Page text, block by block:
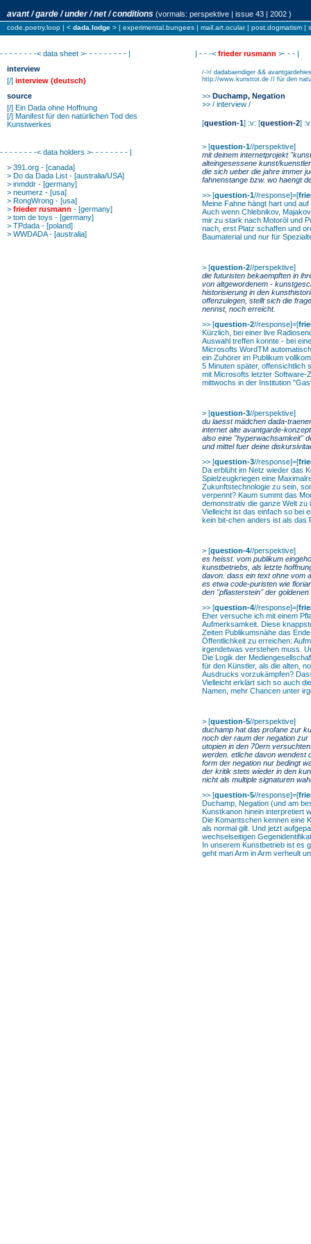
avant / garde / under / net / conditions (vormals: perspektive | issue 43 | 2002 )
code.poetry.loop | < dada.lodge > | experimental.bungees | mail.art.ocular| post.dogmatism |
- - - - - - - -< data sheet >- - - - - - - - - |
interview
[/] interview (deutsch)
source
[/] Ein Dada ohne Hoffnung
[/] Manifest für den natürlichen Tod des
Kunstwerkes
- - - - - - - -< data holders >- - - - - - - - |
> 391.org - [canada]
> Do da Dada List - [australia/USA]
> inmddr - [germany]
> neumerz - [usa]
> RongWrong - [usa]
> frieder rusmann - [germany]
> tom de toys - [germany]
> TPdada - [poland]
> WWDADA- [australia]
| - - -< frieder rusmann >- - - |
/->/ dadabaendiger &&
http://www.kunsttot.de // für den
>> Duchamp, Negation
>> / interview /
[question-1] :v: [question-2]
> [question-1//perspektive]
mit deinem internetprojekt
alteingesessene kunst/
die sich ueber die jahre immer
fahnenstange bzw. wo haengt
>> [question-1//response]=[
Meine Fahne hängt hart und
Auch wenn Chlebnikov,
mir zu stark nach Motoröl und
nach, erst Platz schaffen und
Baumaterial und nur für
> [question-2//perspektive]
die futuristen bekaempften in
von altgewordenem -
historisierung in den
offenzulegen, stellt sich die
nennst, noch erreicht.
>> [question-2//response]=[
Kürzlich, bei einer live
Auswahl treffen konnte - bei
Microsofts WordTM
ein Zuhörer im Publikum
5 Minuten später, offensichtlich
mit Microsofts letzter Software-
mittwochs in der Institution
> [question-3//perspektive]
du laesst mädchen dada-
internet alte avantgarde-
also eine "hyperwachsamkeit"
und mittel fuer deine
>> [question-3//response]=[
Da erblüht im Netz wieder das
Spielzeugkriegen eine
Zukunftstechnologie zu sein,
verpennt? Kaum summt das
demonstrativ die ganze Welt zu
Vielleicht ist das einfach so bei
kein bit-chen anders ist als das
> [question-4//perspektive]
es heisst. vom publikum
kunstbetriebs, als letzte
davon. dass ein text ohne vom
es etwa code-puristen wie
den "pflasterstein" der goldenen
>> [question-4//response]=[
Eher versuche ich mit einem
Aufmerksamkeit. Diese
Zeiten Publikumsnähe das
Öffentlichkeit zu erreichen:
irgendetwas verstehen muss.
Die Logik der
für den Künstler, als die alten,
Ausdrucks vorzukämpfen?
Vielleicht erklärt sich so auch
Namen, mehr Chancen unter
> [question-5//perspektive]
duchamp hat das profane zur
noch der raum der negation
utopien in den 70ern
werden. etliche davon wendest
form der negation nur bedingt
der kritik stets wieder in den
nicht als multiple signaturen
>> [question-5//response]=[
Duchamp, Negation (und am
Kunstkanon hinein interpretiert
Die Komantschen kennen eine
als normal gilt. Und jetzt
wechselseitigen
In unserem Kunstbetrieb ist es
geht man Arm in Arm verheult